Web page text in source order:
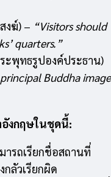
งฆ์) – “Visitors should
quarters.”
ะพุทธรูปองค์ประธาน)
Buddha image
งกฤษในชุดนี้:
ารถเรียกชื่อสถานที่
กลัวเรียกผิด